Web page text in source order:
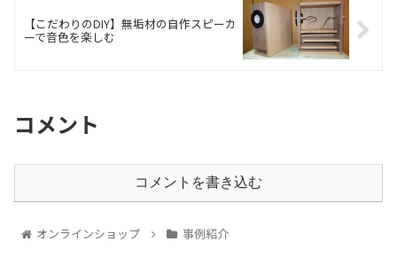
【こだわりのDIY】無垢材の自作スピーカ
ーで音色を楽しむ
コメント
コメントを書き込む
オンラインショップ 事例紹介